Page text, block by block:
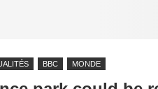
BBC MONDE